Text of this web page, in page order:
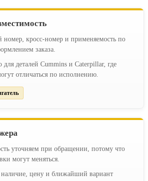
кросс-номер и применяемость по
заказа.
деталей Cummins и Caterpillar, где
отличаться по исполнению.
уточняем при обращении, потому что
могут меняться.
цену и ближайший вариант